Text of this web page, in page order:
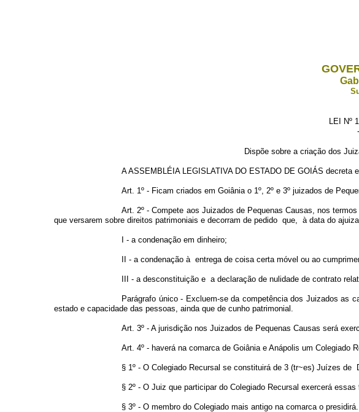
LEI Nº
-
Dispõe sobre a criação dos
A ASSEMBLÉIA LEGISLATIVA DO ESTADO DE GOIÁS decreta
Art. 1º - Ficam criados em Goiânia o 1º, 2º e 3º juizados de
Art. 2º - Compete aos Juizados de Pequenas Causas, nos
que versarem sobre direitos patrimoniais e decorram de pedido que, à data do
I - a condenação em dinheiro;
II - a condenação à entrega de coisa certa móvel ou ao
III - a desconstituição e a declaração de nulidade de contrato
Parágrafo único - Excluem-se da competência dos Juizados as
estado e capacidade das pessoas, ainda que de cunho patrimonial.
Art. 3º - A jurisdição nos Juizados de Pequenas Causas será
Art. 4º - haverá na comarca de Goiânia e Anápolis um
§ 1º - O Colegiado Recursal se constituirá de 3 (tr~es) Juízes
§ 2º - O Juiz que participar do Colegiado Recursal exercerá
§ 3º - O membro do Colegiado mais antigo na comarca o presidirá.